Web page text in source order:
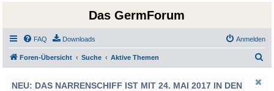
Das GermForum
FAQ Downloads Anmelden
Foren-Übersicht Suche Aktive Themen
NEU: DAS NARRENSCHIFF IST MIT 24. MAI 2017 IN DEN